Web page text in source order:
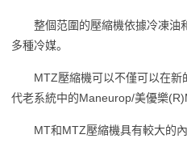
整個范圍的壓縮機依據冷凍油
多種冷媒。
MTZ壓縮機可以不僅可以在
代老系統中的Maneurop/美優樂
MT和MTZ壓縮機具有較大的